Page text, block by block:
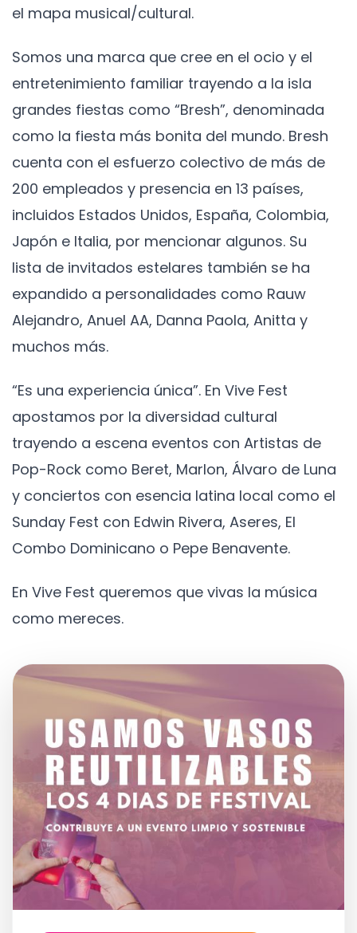
el mapa musical/cultural.
Somos una marca que cree en el ocio y el
entretenimiento familiar trayendo a la isla
grandes fiestas como “Bresh”, denominada
como la fiesta más bonita del mundo. Bresh
cuenta con el esfuerzo colectivo de más de
200 empleados y presencia en 13 países,
incluidos Estados Unidos, España, Colombia,
Japón e Italia, por mencionar algunos. Su
lista de invitados estelares también se ha
expandido a personalidades como Rauw
Alejandro, Anuel AA, Danna Paola, Anitta y
muchos más.
“Es una experiencia única”. En Vive Fest
apostamos por la diversidad cultural
trayendo a escena eventos con Artistas de
Pop-Rock como Beret, Marlon, Álvaro de Luna
y conciertos con esencia latina local como el
Sunday Fest con Edwin Rivera, Aseres, El
Combo Dominicano o Pepe Benavente.
En Vive Fest queremos que vivas la música
como mereces.